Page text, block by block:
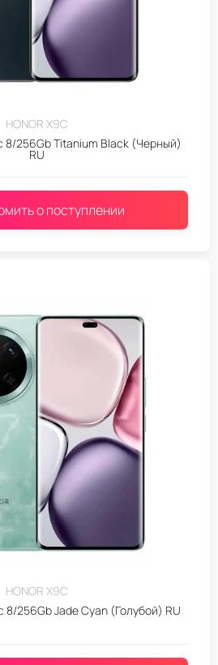
HONOR X9C
8/256Gb Titanium Black (Черный)
RU
о поступлении
HONOR X9C
256Gb Jade Cyan (Голубой) RU